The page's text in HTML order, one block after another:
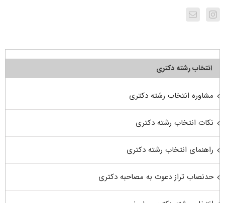
انتخاب رشته دکتری
مشاوره انتخاب رشته دکتری
نکات انتخاب رشته دکتری
راهنمای انتخاب رشته دکتری
حدنصاب تراز دعوت به مصاحبه دکتری